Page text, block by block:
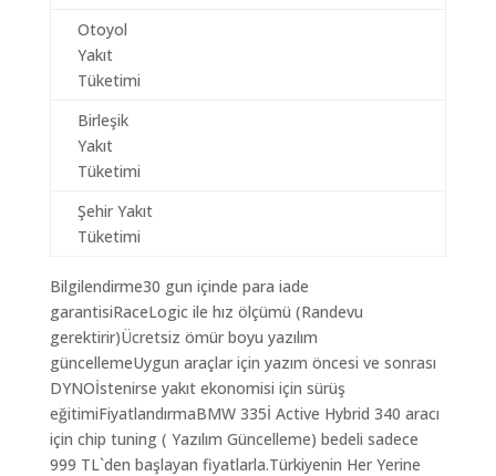
Otoyol
Yakıt
Tüketimi
Birleşik
Yakıt
Tüketimi
Şehir Yakıt
Tüketimi
Bilgilendirme30 gun içinde para iade
garantisiRaceLogic ile hız ölçümü (Randevu
gerektirir)Ücretsiz ömür boyu yazılım
güncellemeUygun araçlar için yazım öncesi ve sonrası
DYNOİstenirse yakıt ekonomisi için sürüş
eğitimiFiyatlandırmaBMW 335İ Active Hybrid 340 aracı
için chip tuning ( Yazılım Güncelleme) bedeli sadece
999 TL`den başlayan fiyatlarla.Türkiyenin Her Yerine